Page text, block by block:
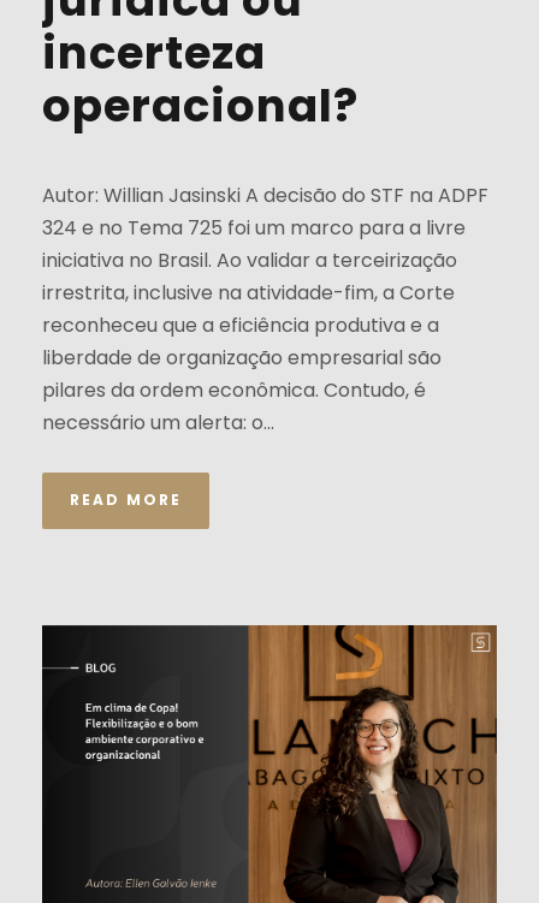
incerteza
operacional?
Autor: Willian Jasinski A decisão do STF na ADPF
324 e no Tema 725 foi um marco para a livre
iniciativa no Brasil. Ao validar a terceirização
irrestrita, inclusive na atividade-fim, a Corte
reconheceu que a eficiência produtiva e a
liberdade de organização empresarial são
pilares da ordem econômica. Contudo, é
necessário um alerta: o...
READ MORE